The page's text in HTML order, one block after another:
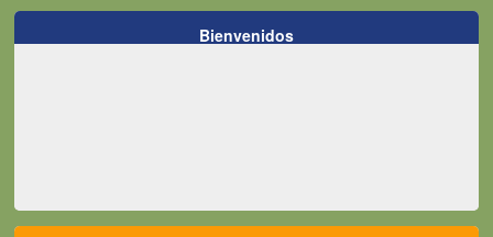
Bienvenidos